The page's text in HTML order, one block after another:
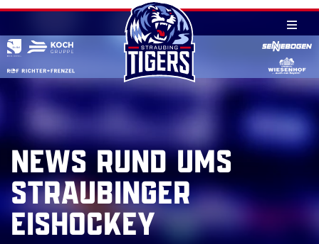
Skip
content
NEWS RUND UMS
STRAUBINGER
EISHOCKEY